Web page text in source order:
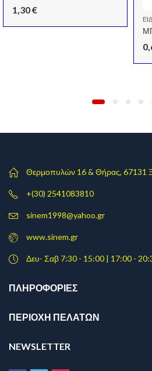
1,30€
Θερμοπυλών 16 & Θήρας, 67131
+(30) 2541083810
sinem1998@yahoo.gr
www.sinem.gr
Δευ- Σαβ 7:30 - 15:00 | 17:00 -
ΠΛΗΡΟΦΟΡΊΕΣ
ΠΕΡΙΟΧΗ ΠΕΛΑΤΩΝ
NEWSLETTER